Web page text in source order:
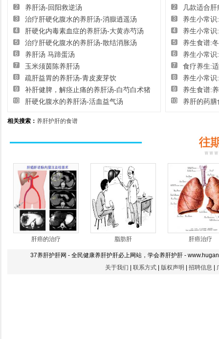
鲍鱼黄精归枣汤
养肝汤-回阳救逆汤
治疗肝硬化腹水的养肝汤-消臌逍遥汤
肝硬化内毒素血症的养肝汤-大黄赤芍汤
治疗肝硬化腹水的养肝汤-散结消胀汤
养肝汤 马蹄蛋汤
玉米须茵陈养肝汤
疏肝益胃的养肝汤-青皮麦芽饮
补肝健脾，解痉止痛的养肝汤-白芍白术猪
肉汤
肝硬化腹水的养肝汤-活血益气汤
几款适合
养生小常
养生小常
养生食谱:
养生小常
食疗养生:
养生小常
养生食谱:
养肝的药
相关搜索： 养肝护肝的食谱
肝癌的治疗 脂肪肝 肝癌治疗
37养肝护肝网 - 全民健康养肝护肝必上网站，学会养肝护肝 -
关于我们
联系方式| 版权声明 招聘信息